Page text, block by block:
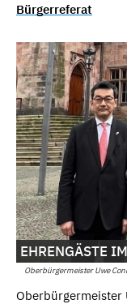
Bürgerreferat
Oberbürgermeister Uwe
EHRENGÄSTE
Oberbürgermeister